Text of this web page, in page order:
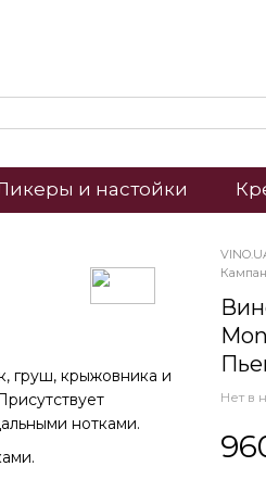
и настойки
груш, крыжовника и
нотками.
Нет в